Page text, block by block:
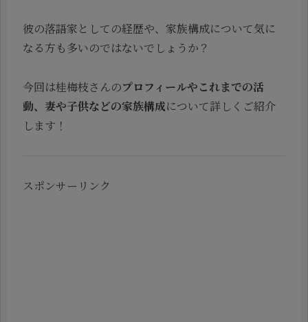
彼の落語家としての経歴や、家族構成について気に
なる方も多いのではないでしょうか？
今回は桂梅枝さんのプロフィールやこれまでの活
動、妻や子供などの家族構成について詳しくご紹介
します！
スポンサーリンク